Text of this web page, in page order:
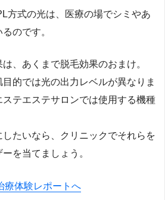
方式の光は、医療の場でシミやあ
のです。
、あくまで脱毛効果のおまけ。
的では光の出力レベルが異なりま
テエステサロンでは使用する機種
たいなら、クリニックでそれらを
を当てましょう。
療体験レポートへ